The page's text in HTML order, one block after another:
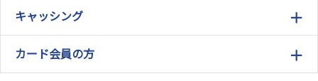
キャッシング
カード会員の方